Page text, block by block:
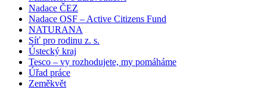
Nadace ČEZ
Nadace OSF – Active Citizens Fund
NATURANA
Síť pro rodinu z. s.
Ústecký kraj
Tesco – vy rozhodujete, my pomáháme
Úřad práce
Zeměkvět